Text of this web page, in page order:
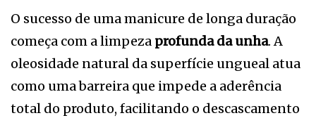
O sucesso de uma manicure de longa duração
começa com a limpeza profunda da unha. A
oleosidade natural da superfície ungueal atua
como uma barreira que impede a aderência
total do produto, facilitando o descascamento